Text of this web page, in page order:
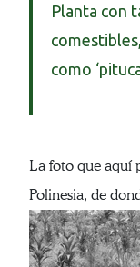
Planta con
como
La foto que aquí
Polinesia, de